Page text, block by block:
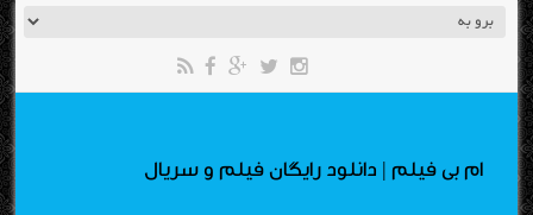
ام بی فیلم | دانلود رایگان فیلم و سریال